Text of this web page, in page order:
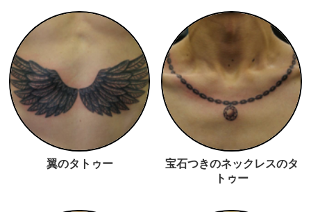
翼のタトゥー
宝石つきのネックレスのタ
トゥー